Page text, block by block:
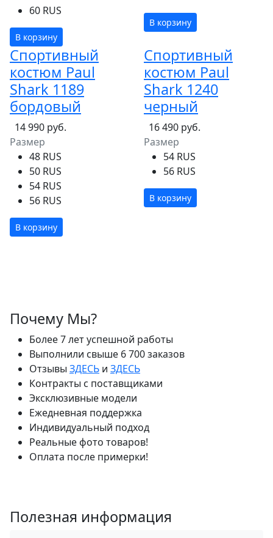
60 RUS
В корзину
В корзину
Спортивный
костюм Paul
Shark 1189
бордовый
14 990 руб.
Размер
48 RUS
50 RUS
54 RUS
56 RUS
В корзину
Спортивный
костюм Paul
Shark 1240
черный
16 490 руб.
Размер
54 RUS
56 RUS
В корзину
Почему Мы?
Более 7 лет успешной работы
Выполнили свыше 6 700 заказов
Отзывы ЗДЕСЬ и ЗДЕСЬ
Контракты с поставщиками
Эксклюзивные модели
Ежедневная поддержка
Индивидуальный подход
Реальные фото товаров!
Оплата после примерки!
Полезная информация